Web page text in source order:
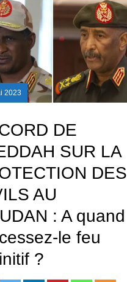
2023
DE
SUR LA
DES
AU
: A quand
le feu
?